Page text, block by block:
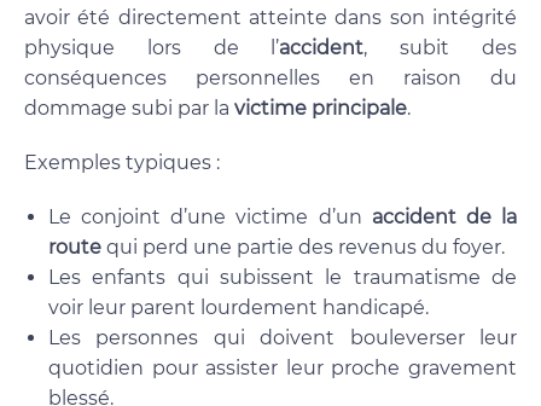
avoir été directement atteinte dans son intégrité
physique lors de l’accident, subit des
conséquences personnelles en raison du
dommage subi par la victime principale.
Exemples typiques :
Le conjoint d’une victime d’un accident de la
route qui perd une partie des revenus du foyer.
Les enfants qui subissent le traumatisme de
voir leur parent lourdement handicapé.
Les personnes qui doivent bouleverser leur
quotidien pour assister leur proche gravement
blessé.